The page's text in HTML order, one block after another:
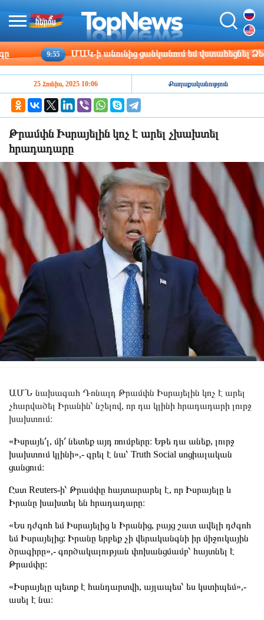
9:55 ՄԱԿ-ի անունից ցանկանում եմ վստահեցնել Ձեզ,
25 Հունիս, 2025 10:06 Քաղաքականություն
Թրամփն Իսրայելին կոչ է արել չխախտել
հրադադարը
ԱՄՆ նախագահ Դոնալդ Թրամփն Իսրայելին կոչ է արել
չհարվածել Իրանին՝ նշելով, որ դա կլինի հրադադարի լուրջ
խախտում։
«Իսրայե՛լ, մի՛ նետեք այդ ռումբերը։ Եթե դա անեք, լուրջ
խախտում կլինի»,- գրել է նա՝ Truth Social սոցիալական
ցանցում։
Ըստ Reuters-ի՝ Թրամփը հայտարարել է, որ Իսրայելը և
Իրանը խախտել են հրադադարը։
«Ես դժգոհ եմ Իսրայելից և Իրանից, բայց շատ ավելի դժգոհ
եմ Իսրայելից: Իրանը երբեք չի վերականգնի իր միջուկային
ծրագիրը»,- գործակալության փոխանցմամբ՝ հայտնել է
Թրամփը:
«Իսրայելը պետք է հանդարտվի, այլապես՝ ես կստիպեմ»,-
ասել է նա։